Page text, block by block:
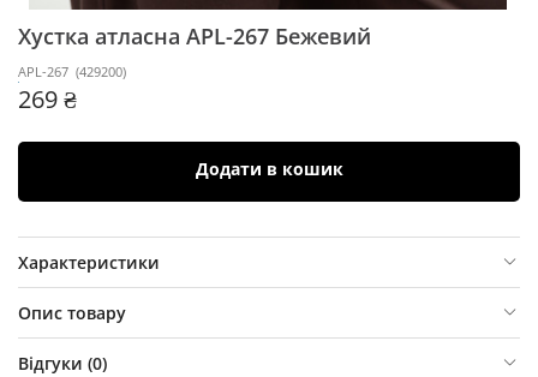
Хустка атласна APL-267 Бежевий
APL-267 (429200)
269 ₴
Додати в кошик
Характеристики
Опис товару
Відгуки (0)